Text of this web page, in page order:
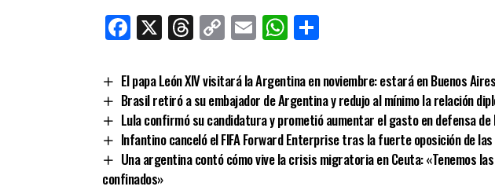
Facebook
X Threads
CopyEmailWhatsApp
El papa León XIV visitará la Argentina en noviembre: estará en Buenos
Brasil retiró a su embajador de Argentina y redujo al mínimo la relación
Lula confirmó su candidatura y prometió aumentar el gasto en defensa de
Infantino canceló el FIFA Forward Enterprise tras la fuerte oposición de
Una argentina contó cómo vive la crisis migratoria en Ceuta: «Tenemos
confinados»